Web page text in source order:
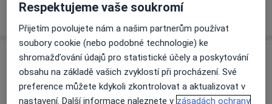
Adresa
Fakultní nemocnice Plzeň
Edvarda Beneše 1128/13, Plzeň305 99
Respektujeme vaše soukromí
Přijetím povolujete nám a našim partnerům používat
soubory cookie (nebo podobné technologie) ke
shromažďování údajů pro statistické účely a poskytování
obsahu na základě vašich zvyklostí při procházení. Své
preference můžete kdykoli zkontrolovat a aktualizovat v
nastavení. Další informace naleznete v zásadách ochrany